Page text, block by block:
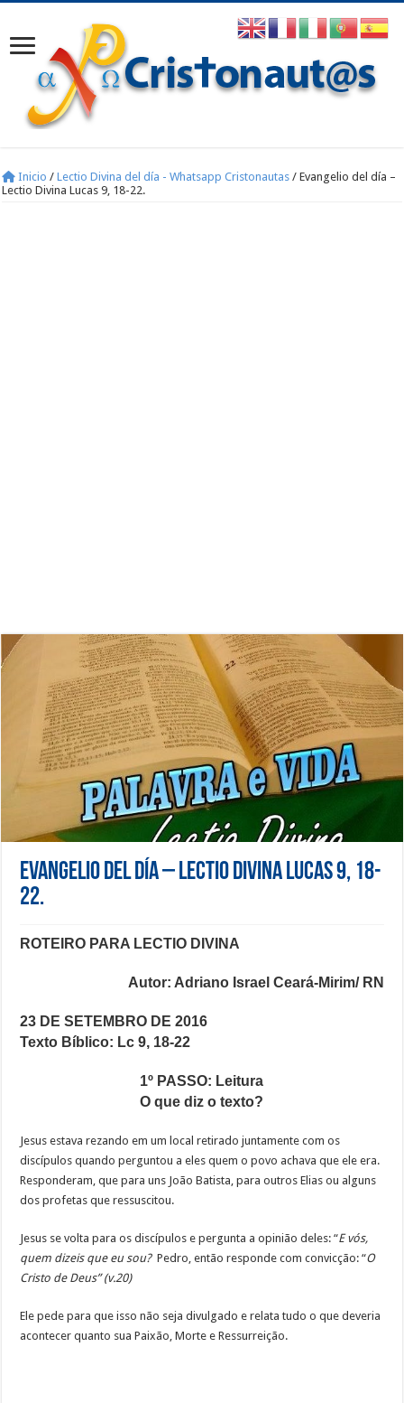
Inicio / Lectio Divina del día - Whatsapp Cristonautas / Evangelio del día –
Lectio Divina Lucas 9, 18-22.
Evangelio del día – Lectio Divina Lucas 9, 18-
22.
ROTEIRO PARA LECTIO DIVINA
Autor: Adriano Israel Ceará-Mirim/ RN
23 DE SETEMBRO DE 2016
Texto Bíblico: Lc 9, 18-22
1º PASSO: Leitura
O que diz o texto?
Jesus estava rezando em um local retirado juntamente com os
discípulos quando perguntou a eles quem o povo achava que ele era.
Responderam, que para uns João Batista, para outros Elias ou alguns
dos profetas que ressuscitou.
Jesus se volta para os discípulos e pergunta a opinião deles: “E vós,
quem dizeis que eu sou?Pedro, então responde com convicção: “O
Cristo de Deus” (v.20)
Ele pede para que isso não seja divulgado e relata tudo o que deveria
acontecer quanto sua Paixão, Morte e Ressurreição.